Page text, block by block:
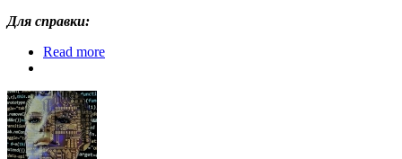
Для справки:
Read more